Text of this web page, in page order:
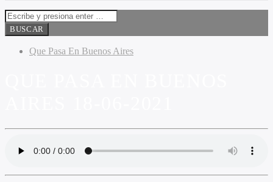
Que Pasa En Buenos Aires